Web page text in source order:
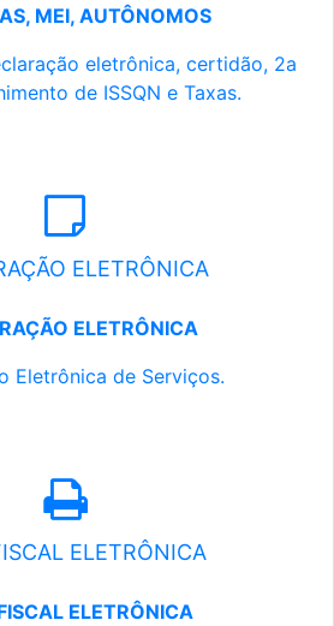
MEI, AUTÔNOMOS
eletrônica, certidão, 2a
de ISSQN e Taxas.
ELETRÔNICA
ELETRÔNICA
Eletrônica de Serviços.
ELETRÔNICA
ELETRÔNICA